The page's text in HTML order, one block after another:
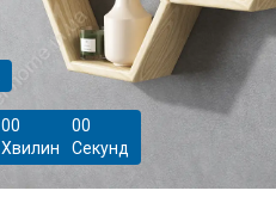
00
Хвилин
00
Секунд